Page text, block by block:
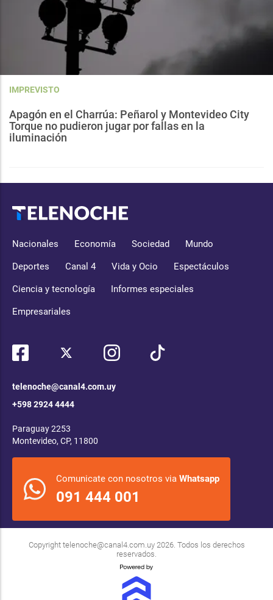
IMPREVISTO
Apagón en el Charrúa: Peñarol y Montevideo City
Torque no pudieron jugar por fallas en la
iluminación
Nacionales Economía Sociedad Mundo
Deportes Canal 4 Vida y Ocio Espectáculos
Ciencia y tecnología Informes especiales
Empresariales
telenoche@canal4.com.uy
+598 2924 4444
Paraguay 2253
Montevideo, CP, 11800
Comunicate con nosotros via Whatsapp
091 444 001
Copyright telenoche@canal4.com.uy2026. Todos los derechos
reservados.